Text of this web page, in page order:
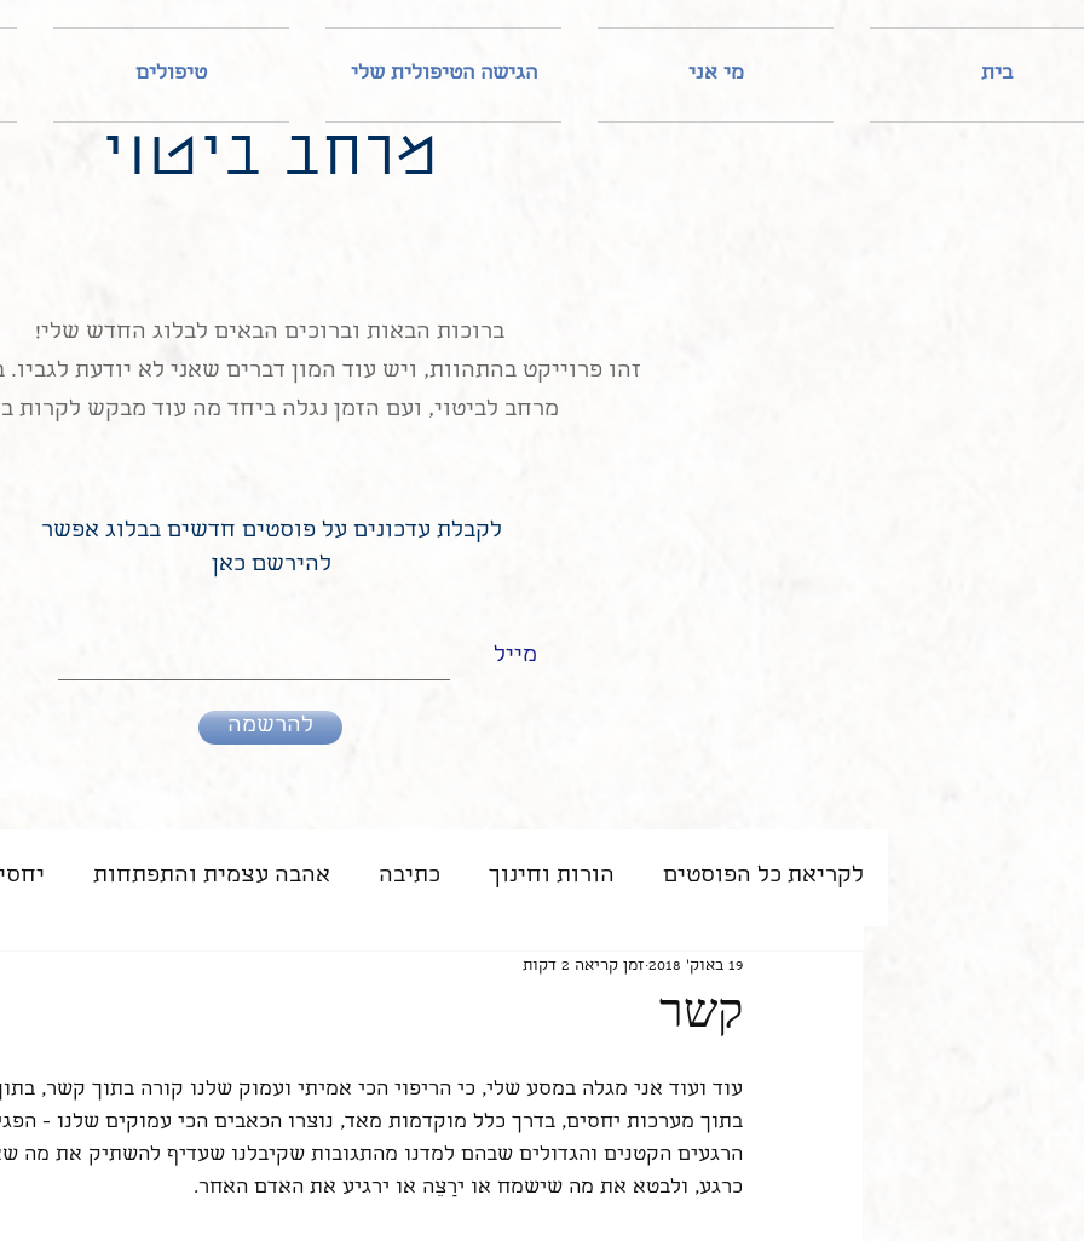
בית מי אני הגישה הטיפולית שלי טיפולים
מרחב ביטוי
ברוכות הבאות וברוכים הבאים לבלוג החדש שלי!
זהו פרוייקט בהתהוות, ויש עוד המון דברים שאני לא יודעת לגביו.
מרחב לביטוי, ועם הזמן נגלה ביחד מה עוד מבקש לקרות
לקבלת עדכונים על פוסטים חדשים בבלוג אפשר
להירשם כאן
מייל
להרשמה
לקריאת כל הפוסטים הורות וחינוך כתיבה אהבה עצמית והתפתחות
קשר
19 באוק׳ 2018 זמן קריאה 2 דקות
עוד ועוד אני מגלה במסע שלי, כי הריפוי הכי אמיתי ועמוק שלנו קורה בתוך קשר,
בתוך מערכות יחסים, בדרך כלל מוקדמות מאד, נוצרו הכאבים הכי עמוקים שלנו -
הרגעים הקטנים והגדולים שבהם למדנו מהתגובות שקיבלנו שעדיף להשתיק את מה
כרגע, ולבטא את מה שישמח או ירַצֵה או ירגיע את האדם האחר.